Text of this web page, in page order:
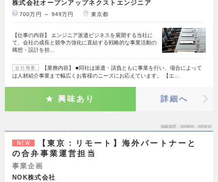
株式会社オープンアップネクストエンジニア
700万円 ～ 949万円 東京都
【仕事の内容】 エンジニア派遣ビジネスを展開する当社に
て、会社の成長と競争力強化に直結する戦略的な事業活動の
構想・設計を担…
会社概要
【業務内容】 ■同社は派遣・請負ともに事業を行い、場合によって
は人材紹介事業まで幅広くお客様のニーズにお応えています。 【エ…
興味あり 詳細へ
掲載期間 26/08/06～26/08/19
NEW
【東京：リモート】海外パートナーと
の合弁事業運営担当
事業企画
NOK株式会社